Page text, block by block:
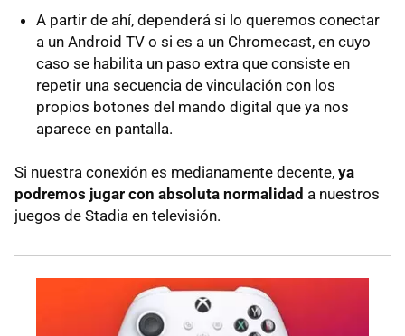
A partir de ahí, dependerá si lo queremos conectar
a un Android TV o si es a un Chromecast, en cuyo
caso se habilita un paso extra que consiste en
repetir una secuencia de vinculación con los
propios botones del mando digital que ya nos
aparece en pantalla.
Si nuestra conexión es medianamente decente, ya
podremos jugar con absoluta normalidad a nuestros
juegos de Stadia en televisión.